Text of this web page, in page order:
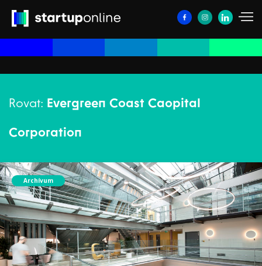
Rovat: Evergreen Coast Caopital
Corporation
Archívum